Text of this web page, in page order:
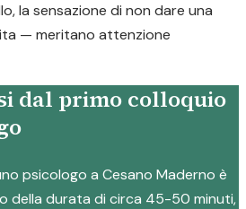
la sensazione di non dare una
— meritano attenzione
dal primo colloquio
psicologo a Cesano Maderno è
della durata di circa 45-50 minuti,